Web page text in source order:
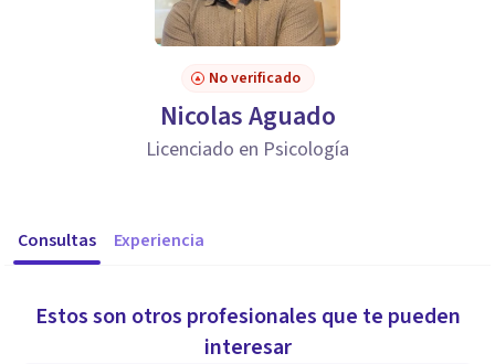
No verificado
Nicolas Aguado
Licenciado en Psicología
Consultas Experiencia
Estos son otros profesionales que te pueden
interesar